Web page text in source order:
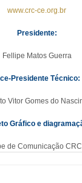
www.crc-ce.org.br
Presidente:
Fellipe Matos Guerra
Presidente Técnico:
Vitor Gomes do
Gráfico e
de Comunicação